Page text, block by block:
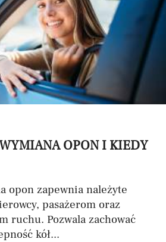
OPON I KIEDY
opon zapewnia należyte
pasażerom oraz
ruchu. Pozwala zachować
kół...